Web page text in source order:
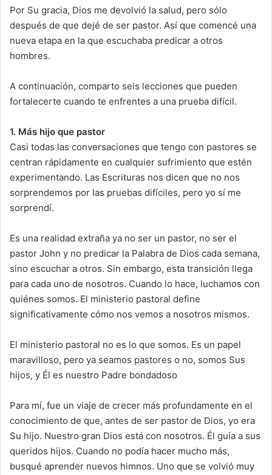
Por Su gracia, Dios me devolvió la salud, pero sólo
después de que dejé de ser pastor. Así que comencé una
nueva etapa en la que escuchaba predicar a otros
hombres.
A continuación, comparto seis lecciones que pueden
fortalecerte cuando te enfrentes a una prueba difícil.
1. Más hijo que pastor
Casi todas las conversaciones que tengo con pastores se
centran rápidamente en cualquier sufrimiento que estén
experimentando. Las Escrituras nos dicen que no nos
sorprendemos por las pruebas difíciles, pero yo sí me
sorprendí.
Es una realidad extraña ya no ser un pastor, no ser el
pastor John y no predicar la Palabra de Dios cada semana,
sino escuchar a otros. Sin embargo, esta transición llega
para cada uno de nosotros. Cuando lo hace, luchamos con
quiénes somos. El ministerio pastoral define
significativamente cómo nos vemos a nosotros mismos.
El ministerio pastoral no es lo que somos. Es un papel
maravilloso, pero ya seamos pastores o no, somos Sus
hijos, y Él es nuestro Padre bondadoso
Para mí, fue un viaje de crecer más profundamente en el
conocimiento de que, antes de ser pastor de Dios, yo era
Su hijo. Nuestro gran Dios está con nosotros. Él guía a sus
queridos hijos. Cuando no podía hacer mucho más,
busqué aprender nuevos himnos. Uno que se volvió muy